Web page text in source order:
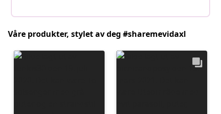
Våre produkter, stylet av deg #sharemevidaxl